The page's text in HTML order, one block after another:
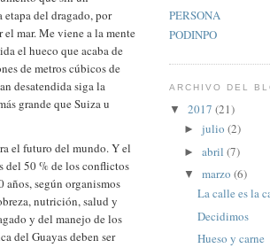
etapa del dragado, por
el mar. Me viene a la mente
el hueco que acaba de
de metros cúbicos de
desatendida siga la
grande que Suiza u
el futuro del mundo. Y el
del 50 % de los conflictos
años, según organismos
nutrición, salud y
y del manejo de los
del Guayas deben ser
PERSONA
PODINPO
ARCHIVO DEL
▼ 2017 (21)
► julio (2)
► abril (7)
▼ marzo (6)
La calle es la
Decidimos
Hueso y carne